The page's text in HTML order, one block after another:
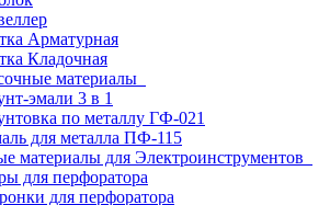
Арматурная
Кладочная
материалы
эмали 3 в 1
по металлу ГФ-021
для металла ПФ-115
материалы для Электроинструментов
для перфоратора
для перфоратора